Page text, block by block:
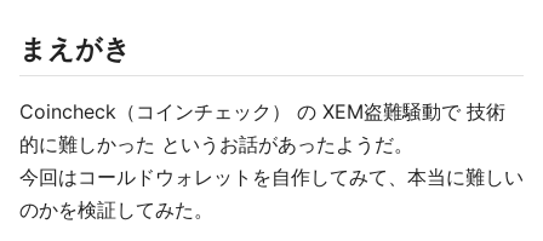
まえがき
Coincheck（コインチェック） の XEM盗難騒動で 技術
的に難しかった というお話があったようだ。
今回はコールドウォレットを自作してみて、本当に難しい
のかを検証してみた。